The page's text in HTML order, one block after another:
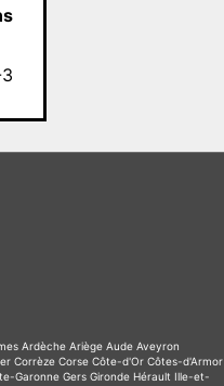
Ardèche Ariège Aude Aveyron
Corrèze Corse Côte-d'Or Côtes-d'Armor
Garonne Gers Gironde Hérault Ille-et-